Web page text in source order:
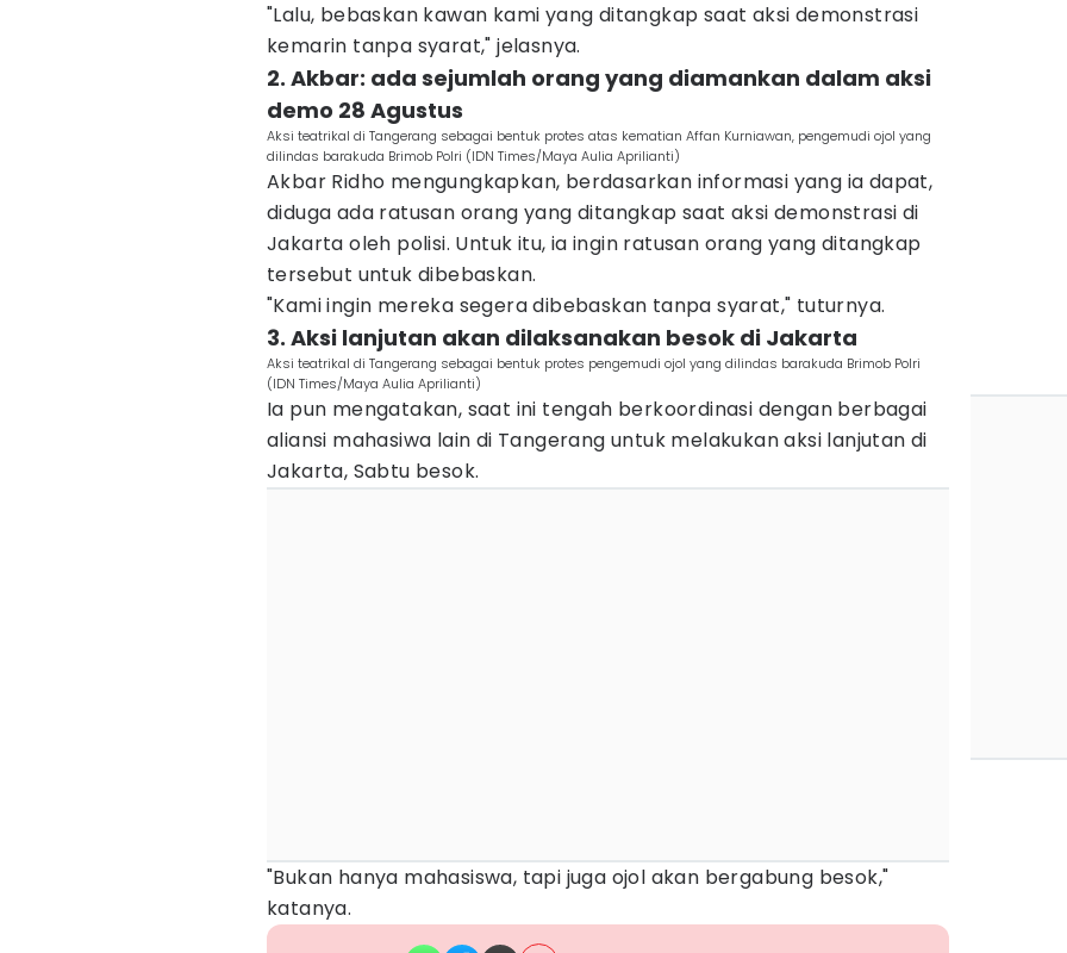
"Lalu, bebaskan kawan kami yang ditangkap saat aksi demonstrasi
kemarin tanpa syarat," jelasnya.
2. Akbar: ada sejumlah orang yang diamankan dalam aksi
demo 28 Agustus
Aksi teatrikal di Tangerang sebagai bentuk protes atas kematian Affan Kurniawan, pengemudi ojol yang
dilindas barakuda Brimob Polri (IDN Times/Maya Aulia Aprilianti)
Akbar Ridho mengungkapkan, berdasarkan informasi yang ia dapat,
diduga ada ratusan orang yang ditangkap saat aksi demonstrasi di
Jakarta oleh polisi. Untuk itu, ia ingin ratusan orang yang ditangkap
tersebut untuk dibebaskan.
"Kami ingin mereka segera dibebaskan tanpa syarat," tuturnya.
3. Aksi lanjutan akan dilaksanakan besok di Jakarta
Aksi teatrikal di Tangerang sebagai bentuk protes pengemudi ojol yang dilindas barakuda Brimob Polri
(IDN Times/Maya Aulia Aprilianti)
Ia pun mengatakan, saat ini tengah berkoordinasi dengan berbagai
aliansi mahasiwa lain di Tangerang untuk melakukan aksi lanjutan di
Jakarta, Sabtu besok.
"Bukan hanya mahasiswa, tapi juga ojol akan bergabung besok,"
katanya.